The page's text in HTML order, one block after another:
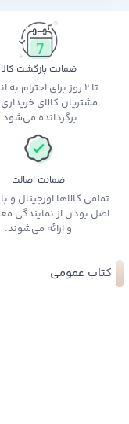
ضمانت بازگشت کالا
تا 2 روز برای احترام به
مشتریان کالای
برگردانده می‌شود.
ضمانت اصالت
تمامی کالاها اورجینال و
اصل بودن از نمایندگی
و ارائه می‌شوند.
کتاب عمومی